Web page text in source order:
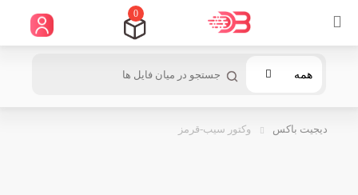
0
همه
دیجیت باکس وکتور سیب-قرمز